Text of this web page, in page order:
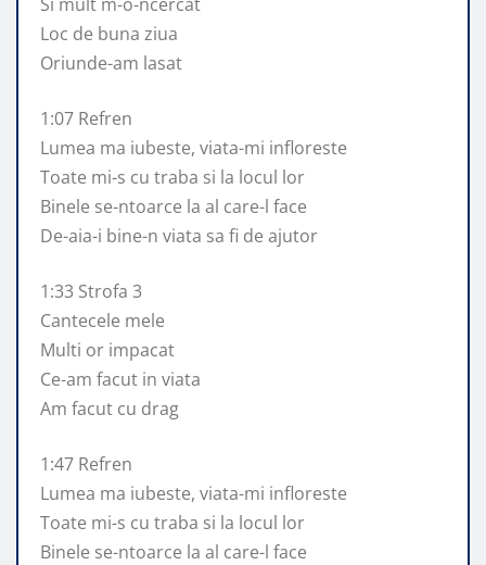
Loc de buna ziua
Oriunde-am lasat
1:07 Refren
Lumea ma iubeste, viata-mi infloreste
Toate mi-s cu traba si la locul lor
Binele se-ntoarce la al care-l face
De-aia-i bine-n viata sa fi de ajutor
1:33 Strofa 3
Cantecele mele
Multi or impacat
Ce-am facut in viata
Am facut cu drag
1:47 Refren
Lumea ma iubeste, viata-mi infloreste
Toate mi-s cu traba si la locul lor
Binele se-ntoarce la al care-l face